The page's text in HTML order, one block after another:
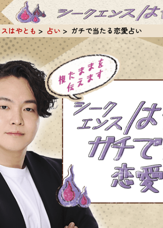
はやとも 占い ガチで当たる恋愛占い